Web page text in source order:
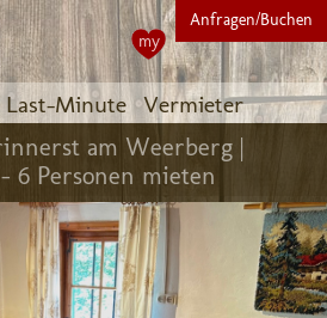
Last-Minute Vermieter
Anfragen/Buchen
my
am Weerberg |
6 Personen mieten